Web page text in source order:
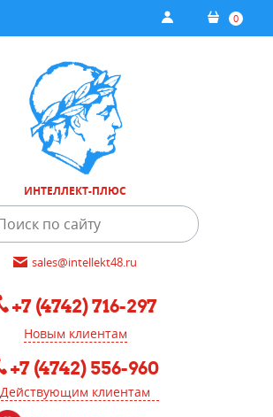
0
ИНТЕЛЛЕКТ-ПЛЮС
sales@intellekt48.ru
+7 (4742) 716-297
Новым клиентам
+7 (4742) 556-960
Действующим клиентам